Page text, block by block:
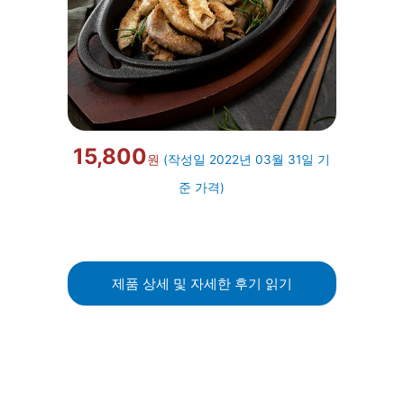
15,800원 (작성일 2022년 03월 31일 기
준 가격)
제품 상세 및 자세한 후기 읽기